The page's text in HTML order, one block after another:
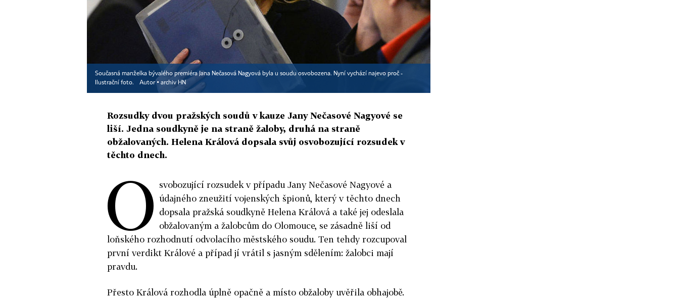
Současná manželka bývalého premiéra Jana Nečasová Nagyová byla u soudu osvobozena. Nyní vychází najevo proč -
Ilustrační foto.
Autor ▪ archiv HN
Rozsudky dvou pražských soudů v kauze Jany Nečasové Nagyové se
liší. Jedna soudkyně je na straně žaloby, druhá na straně
obžalovaných. Helena Králová dopsala svůj osvobozující rozsudek v
těchto dnech.
O svobozující rozsudek v případu Jany Nečasové Nagyové a
údajného zneužití vojenských špionů, který v těchto dnech
dopsala pražská soudkyně Helena Králová a také jej odeslala
obžalovaným a žalobcům do Olomouce, se zásadně liší od
loňského rozhodnutí odvolacího městského soudu. Ten tehdy rozcupoval
první verdikt Králové a případ jí vrátil s jasným sdělením: žalobci mají
pravdu.
Přesto Králová rozhodla úplně opačně a místo obžaloby uvěřila obhajobě.